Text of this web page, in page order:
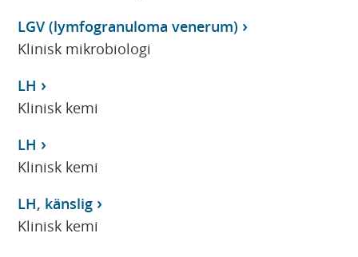
LGV (lymfogranuloma venerum)
Klinisk mikrobiologi
LH
Klinisk kemi
LH
Klinisk kemi
LH, känslig
Klinisk kemi